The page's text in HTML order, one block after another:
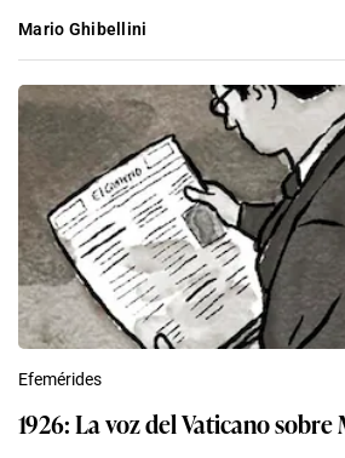
Mario Ghibellini
Efemérides
1926: La voz del Vaticano sobre